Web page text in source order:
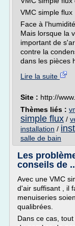
VMC simple flux
Face à
Mais lorsque la
important de
contre la
dans les pièces
Lire la suite
Site : http://
Thèmes liés :
simple flux /
installation /
salle de bain
Les
conseils de
Avec une VMC
d'air suffisant , il
menuiseries
qualibrées.
Dans ce cas,